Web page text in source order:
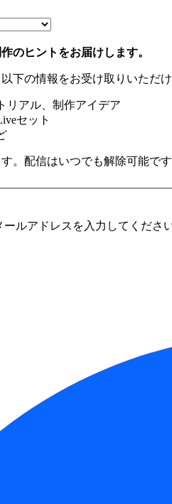
のヒントをお届けします。
下の情報をお受け取りいただけ
リアル、制作アイデア
セット
。配信はいつでも解除可能で
ールアドレスを入力してくださ